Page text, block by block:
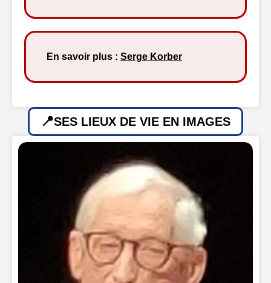
En savoir plus : Serge Korber
SES LIEUX DE VIE EN IMAGES